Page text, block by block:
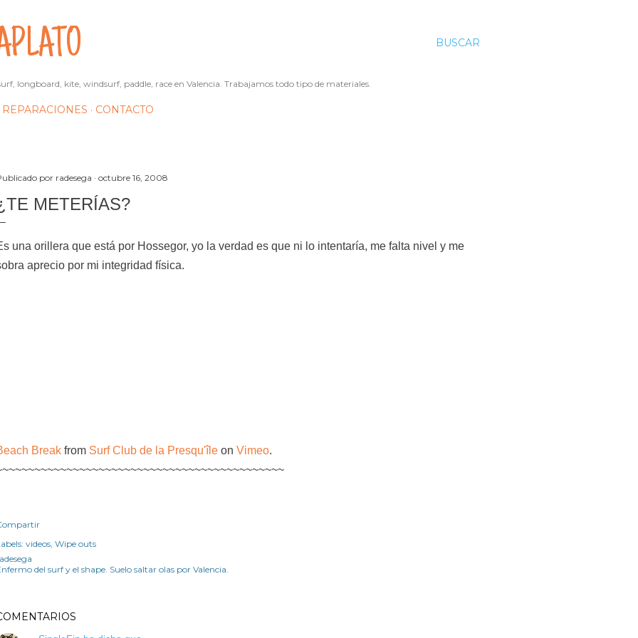
BUSCAR
longboard, kite, windsurf, paddle, race en Valencia. Trabajamos todo tipo de materiales.
REPARACIONES CONTACTO
por radesega octubre 16, 2008
METERÍAS?
una orillera que está por Hossegor, yo la verdad es que ni lo intentaría, me falta nivel y me
aprecio por mi integridad física.
Break from Surf Club de la Presqu'île on Vimeo.
videos Wipe outs
del surf y el shape. Suelo saltar olas por Valencia.